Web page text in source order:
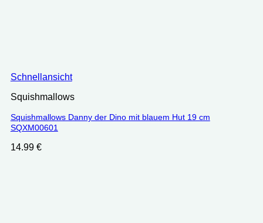
Schnellansicht
Squishmallows
Squishmallows Danny der Dino mit blauem Hut 19 cm
‎SQXM00601
14.99 €